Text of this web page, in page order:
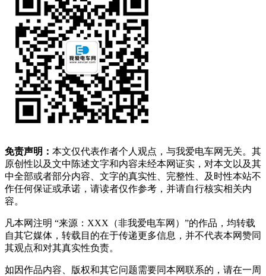
免责声明： 本文仅代表作者个人观点，与我爱电车网无关。其
原创性以及文中陈述文字和内容未经本网证实，对本文以及其
中全部或者部分内容、文字的真实性、完整性、及时性本站不
作任何保证或承诺，请读者仅作参考，并请自行核实相关内
容。
凡本网注明 “来源：XXX（非我爱电车网）”的作品，均转载
自其它媒体，转载目的在于传递更多信息，并不代表本网赞同
其观点和对其真实性负责。
如因作品内容、版权和其它问题需要同本网联系的，请在一周